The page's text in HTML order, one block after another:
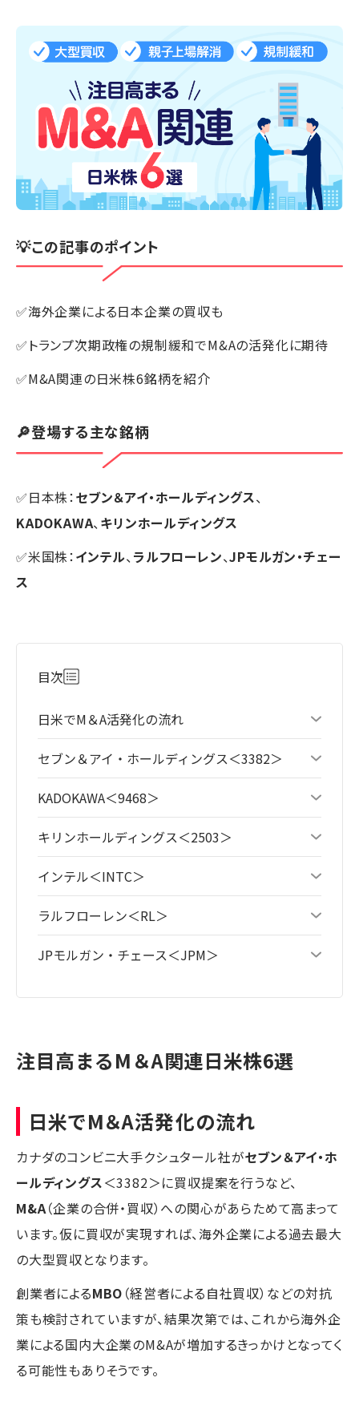
💡この記事のポイント
✅海外企業による日本企業の買収も
✅トランプ次期政権の規制緩和でM&Aの活発化に期待
✅M&A関連の日米株6銘柄を紹介
🔎登場する主な銘柄
✅日本株：セブン＆アイ・ホールディングス、
KADOKAWA、キリンホールディングス
✅米国株：インテル、ラルフローレン、JPモルガン・チェー
ス
目次
日米でM＆A活発化の流れ
セブン＆アイ・ホールディングス＜3382＞
KADOKAWA＜9468＞
キリンホールディングス＜2503＞
インテル＜INTC＞
ラルフローレン＜RL＞
JPモルガン・チェース＜JPM＞
注目高まるM＆A関連日米株6選
日米でM＆A活発化の流れ
カナダのコンビニ大手クシュタール社がセブン＆アイ・ホ
ールディングス＜3382＞に買収提案を行うなど、
M&A（企業の合併・買収）への関心があらためて高まって
います。仮に買収が実現すれば、海外企業による過去最大
の大型買収となります。
創業者によるMBO （経営者による自社買収）などの対抗
策も検討されていますが、結果次第では、これから海外企
業による国内大企業のM&Aが増加するきっかけとなってく
る可能性もありそうです。